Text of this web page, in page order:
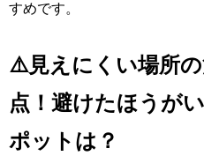
すめです。
⚠️見えにくい場所
点！避けたほうが
ポットは？